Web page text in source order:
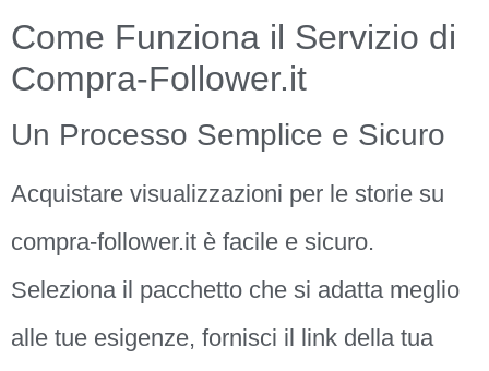
Come Funziona il Servizio di
Compra-Follower.it
Un Processo Semplice e Sicuro
Acquistare visualizzazioni per le storie su
compra-follower.it è facile e sicuro.
Seleziona il pacchetto che si adatta meglio
alle tue esigenze, fornisci il link della tua